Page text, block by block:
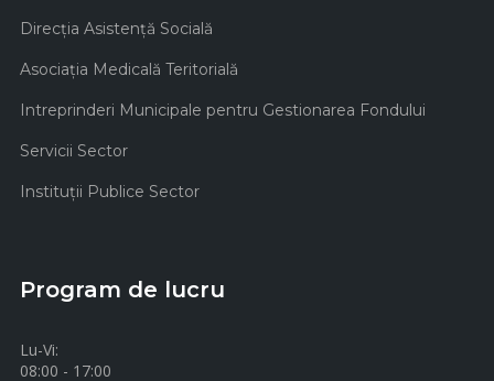
Direcţia Asistenţă Socială
Asociaţia Medicală Teritorială
Intreprinderi Municipale pentru Gestionarea Fondului
Servicii Sector
Instituţii Publice Sector
Program de lucru
Lu-Vi:
08:00 - 17:00